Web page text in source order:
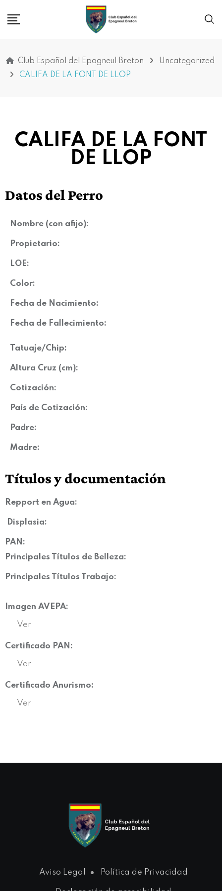
Club Español del Epagneul Breton
Uncategorized
CALIFA DE LA FONT DE LLOP
CALIFA DE LA FONT
DE LLOP
Datos del Perro
Nombre (con afijo):
Propietario:
LOE:
Color:
Fecha de Nacimiento:
Fecha de Fallecimiento:
Tatuaje/Chip:
Altura Cruz (cm):
Cotización:
País de Cotización:
Padre:
Madre:
Títulos y documentación
Repport en Agua:
Displasia:
PAN:
Principales Títulos de Belleza:
Principales Títulos Trabajo:
Imagen AVEPA:
Ver
Certificado PAN:
Ver
Certificado Anurismo:
Ver
Aviso Legal Política de Privacidad